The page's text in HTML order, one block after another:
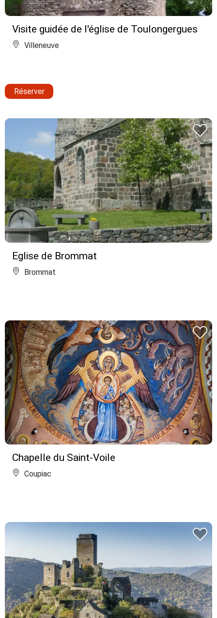
Visite guidée de l'église de Toulongergues
Villeneuve
Réserver
Eglise de Brommat
Brommat
Chapelle du Saint-Voile
Coupiac